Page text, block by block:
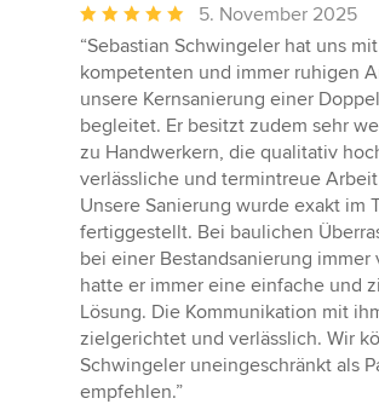
Durchschnittliche
Bewertung:
5
von
5
Sternen
5. November 2025
“Sebastian Schwingeler hat uns
kompetenten und immer ruhigen
unsere Kernsanierung einer
begleitet. Er besitzt zudem sehr
zu Handwerkern, die qualitativ
verlässliche und termintreue
Unsere Sanierung wurde exakt im
fertiggestellt. Bei baulichen
bei einer Bestandsanierung immer
hatte er immer eine einfache und
Lösung. Die Kommunikation mit
zielgerichtet und verlässlich. Wir
Schwingeler uneingeschränkt als
empfehlen.”